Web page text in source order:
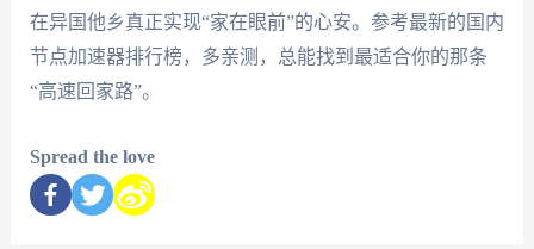
在异国他乡真正实现“家在眼前”的心安。参考最新的国内
节点加速器排行榜，多亲测，总能找到最适合你的那条
“高速回家路”。
Spread the love